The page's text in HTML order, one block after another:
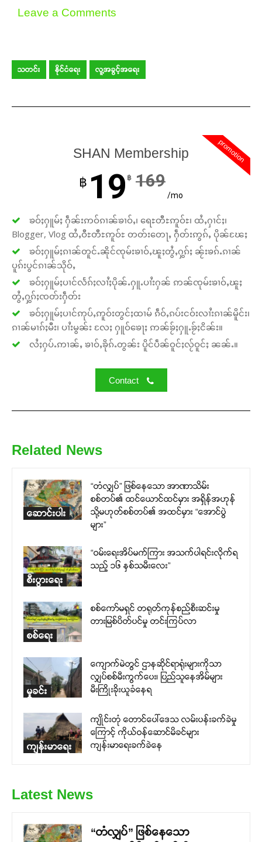
Leave a Comments
သတင်း နိုင်ငံရေး လူ့အခွင့်အရေး
promotion
SHAN Membership
฿ 19 ฿ 169
/mo
ၶဝ်ႈႁူမ်ႈ ႁဵၼ်းဢဝ်ၵၢၼ်ၶၢဝ်ႇ၊ ရေႊတီႊဢူဝ်ႊ၊ ထႆႇႁၢင်ႈ၊
Blogger, Vlog ထႆႇဝီႊတီႊဢူဝ်ႊ တတ်းတေႃႇ ႁဵတ်းဢွၵ်ႇ ပိုၼ်ၽႄႈ
ၶဝ်ႈႁူမ်ႈၵၢၼ်တူင်ႉၼိုင်ၸုမ်းၶၢဝ်ႇၽူႈတွႆႇႁွၵ်ႈ ၼႂ်းၶၵ်ႉၵၢၼ်
ပူၵ်းပွင်ၵၢၼ်သိုဝ်ႇ
ၶဝ်ႈႁူမ်ႈပၢင်လႅၵ်ႈလၢႆႈပိုၼ်ႉႁူႉပၢႆးႁၼ် ဢၼ်ၸုမ်းၶၢဝ်ႇၽူႈ
တွႆႇႁွၵ်ႈၸတ်းႁဵတ်း
ၶဝ်ႈႁူမ်ႈပၢင်ဢုပ်ႇဢူဝ်းတွင်ႈထၢမ် ၵဵဝ်ႇၵပ်းငဝ်းလၢႆးၵၢၼ်မိူင်း၊
ၵၢၼ်မၢၵ်ႈမီး၊ ပၢႆးမွၼ်း လႄႈ ႁူဝ်ၶေႃႈ ဢၼ်ၶႂ်ႈႁူႉၶႂ်ႈငိၼ်း။
လႆႈႁပ်ႉဢၢၼ်ႇ ၶၢဝ်ႇၶိုၵ်ႉတွၼ်း ပိူင်ပဵၼ်ဝူင်ႈလႂ်ဝူင်ႈ ၼၼ်ႉ။
Contact
Related News
ဆောင်းပါး
“တံလျှပ်” ဖြစ်နေသော အာဏာသိမ်း
စစ်တပ်၏ ထင်ယောင်ထင်မှား အရှိန်အဟုန်
သို့မဟုတ်စစ်တပ်၏ အထင်မှား “အောင်ပွဲ
များ”
စီးပွားရေး
“ဝမ်းရေးအိပ်မက်ကြား အသက်ပါရင်းလိုက်ရ
သည့် ၁၆ နှစ်သမီးလေး”
စစ်ရေး
စစ်ကော်မရှင် တရုတ်ကုန်စည်စီးဆင်းမှု
တားမြစ်ပိတ်ပင်မှု တင်းကြပ်လာ
မှုခင်း
ကျောက်မဲတွင် ဌာနဆိုင်ရာရုံးများကိုသာ
လျှပ်စစ်မီးကွက်ပေး၊ ပြည်သူနေအိမ်များ
မီးကြိုးခိုးယူခံနေရ
ကျန်းမာရေး
ကျိုင်းတုံ တောင်ပေါ်ဒေသ လမ်းပန်းခက်ခဲမှု
ကြောင့် ကိုယ်ဝန်ဆောင်မိခင်များ
ကျန်းမာရေးခက်ခဲနေ
Latest News
“တံလျှပ်” ဖြစ်နေသော